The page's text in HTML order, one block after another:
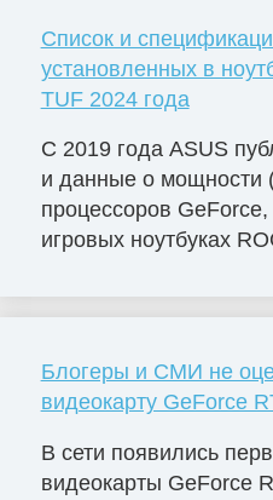
Список и
установленных в
TUF 2024 года
С 2019 года ASUS
и данные о мощности
процессоров
игровых ноутбуках
Блогеры и СМИ не
видеокарту GeForce
В сети появились
видеокарты GeForce